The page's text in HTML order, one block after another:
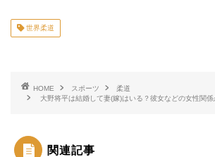
世界柔道
HOME スポーツ
柔道
大野将平は結婚して妻(嫁)はいる？彼女などの女性関係
関連記事